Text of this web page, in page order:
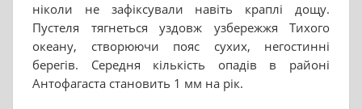
ніколи не зафіксували навіть краплі дощу.
Пустеля тягнеться уздовж узбережжя Тихого
океану, створюючи пояс сухих, негостинні
берегів. Середня кількість опадів в районі
Антофагаста становить 1 мм на рік.